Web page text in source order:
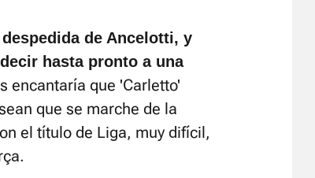
de Ancelotti, y
hasta pronto a una
encantaría que 'Carletto'
que se marche de la
el título de Liga, muy difícil,